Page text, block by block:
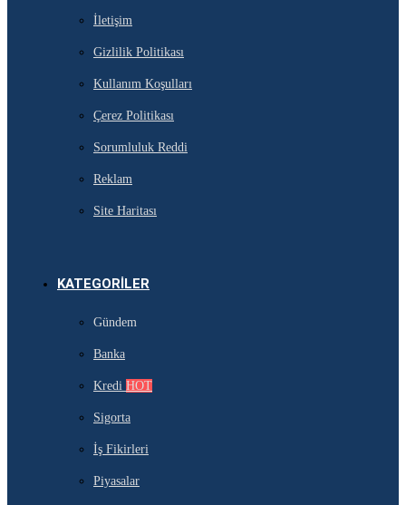
İletişim
Gizlilik Politikası
Kullanım Koşulları
Çerez Politikası
Sorumluluk Reddi
Reklam
Site Haritası
KATEGORILER
Gündem
Banka
Kredi HOT
Sigorta
İş Fikirleri
Piyasalar